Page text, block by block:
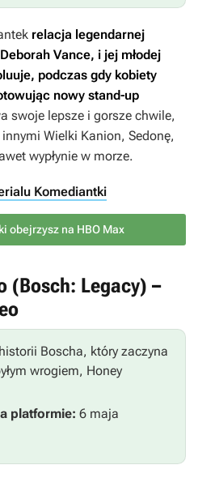
relacja legendarnej
Vance, i jej młodej
podczas gdy kobiety
nowy stand-up
swoje lepsze i gorsze chwile,
Wielki Kanion, Sedonę,
wypłynie w morze.
Komediantki
obejrzysz na HBO Max
(Bosch: Legacy) –
Boscha, który zaczyna
wrogiem, Honey
platformie: 6 maja